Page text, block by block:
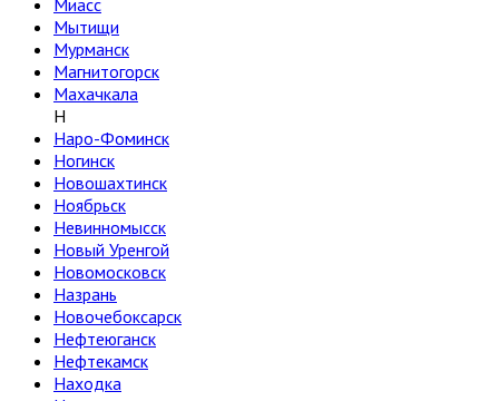
Миасс
Мытищи
Мурманск
Магнитогорск
Махачкала
Н
Наро-Фоминск
Ногинск
Новошахтинск
Ноябрьск
Невинномысск
Новый Уренгой
Новомосковск
Назрань
Новочебоксарск
Нефтеюганск
Нефтекамск
Находка